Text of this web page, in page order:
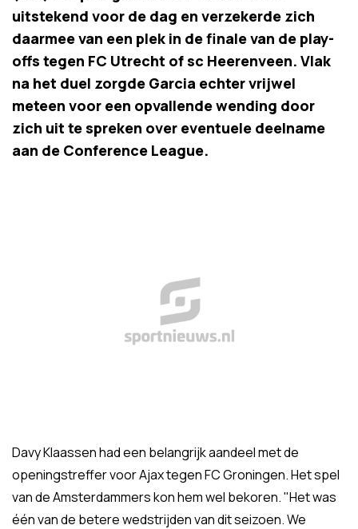
uitstekend voor de dag en verzekerde zich
daarmee van een plek in de finale van de play-
offs tegen FC Utrecht of sc Heerenveen. Vlak
na het duel zorgde Garcia echter vrijwel
meteen voor een opvallende wending door
zich uit te spreken over eventuele deelname
aan de Conference League.
Davy Klaassen had een belangrijk aandeel met de
openingstreffer voor Ajax tegen FC Groningen. Het spel
van de Amsterdammers kon hem wel bekoren. "Het was
één van de betere wedstrijden van dit seizoen. We